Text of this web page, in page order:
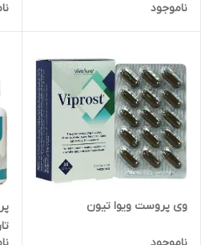
ناموجود
وی پروست ویوا تیون